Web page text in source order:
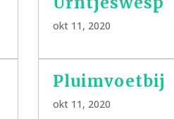
okt 11, 2020
Pluimvoetbij
okt 11, 2020